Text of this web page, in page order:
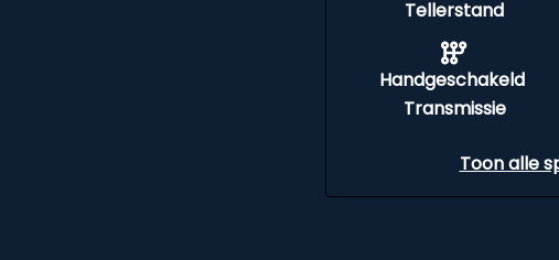
Tellerstand
Handgeschakeld
Transmissie
Toon alle